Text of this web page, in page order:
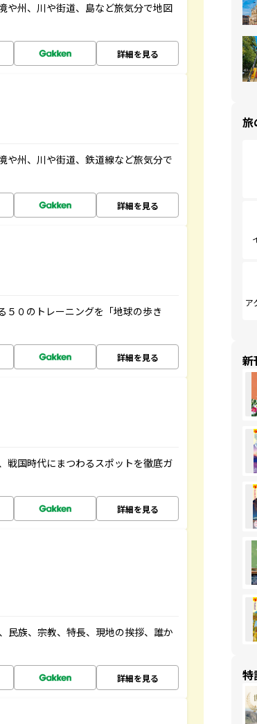
や州、川や街道、島など旅気分で地図
詳細を見る
や州、川や街道、鉄道線など旅気分で
詳細を見る
５０のトレーニングを「地球の歩き
詳細を見る
戦国時代にまつわるスポットを徹底ガ
詳細を見る
民族、宗教、特長、現地の挨拶、誰か
詳細を見る
旅
ア
新
特